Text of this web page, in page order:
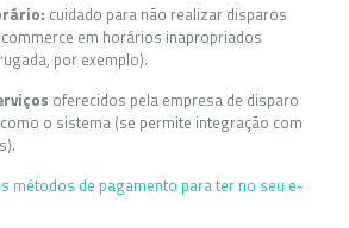
cuidado para não realizar disparos
em horários inapropriados
por exemplo).
oferecidos pela empresa de disparo
o sistema (se permite integração com
métodos de pagamento para ter no seu e-